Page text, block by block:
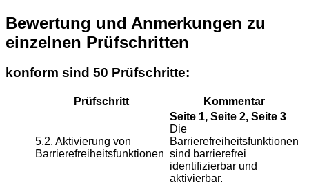
Bewertung und Anmerkungen zu
einzelnen Prüfschritten
konform sind 50 Prüfschritte:
Prüfschritt Kommentar
5.2. Aktivierung von
Barrierefreiheitsfunktionen
Seite 1, Seite 2, Seite 3
Die
Barrierefreiheitsfunktionen
sind barrierefrei
identifizierbar und
aktivierbar.